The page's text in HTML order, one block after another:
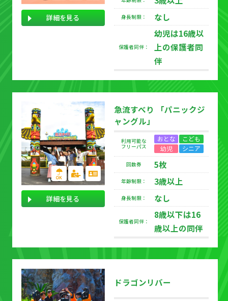
身長制限： なし
保護者同伴：
幼児は16歳以
上の保護者同
伴
詳細を見る
急流すべり 「パニックジ
ャングル」
利用可能な
フリーパス
おとな
こども
幼児
シニア
回数券 5枚
年齢制限： 3歳以上
身長制限： なし
保護者同伴：
8歳以下は16
歳以上の同伴
詳細を見る
ドラゴンリバー